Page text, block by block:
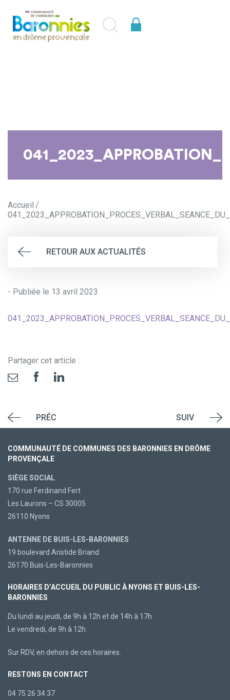
Accueil
RETOUR AUX ACTUALITÉS
- Publiée le 13 avril 2023
Partager cet article :
PRÉC SUIV
COMMUNAUTÉ DE COMMUNES DES BARONNIES EN DRÔME
PROVENÇALE
SIÈGE SOCIAL
170 rue Ferdinand Fert
Les Laurons – CS 30005
26110 Nyons
ANTENNE DE BUIS-LES-BARONNIES
19 boulevard Aristide Briand
26170 Buis-Les-Baronnies
HORAIRES D’ACCUEIL DU PUBLIC À NYONS ET BUIS-LES-
BARONNIES
Du lundi au jeudi, de 9h à 12h et de 14h à 17h
Le vendredi, de 9h à 12h
Sur RDV, en dehors de ces horaires.
RESTONS EN CONTACT
04 75 26 34 37